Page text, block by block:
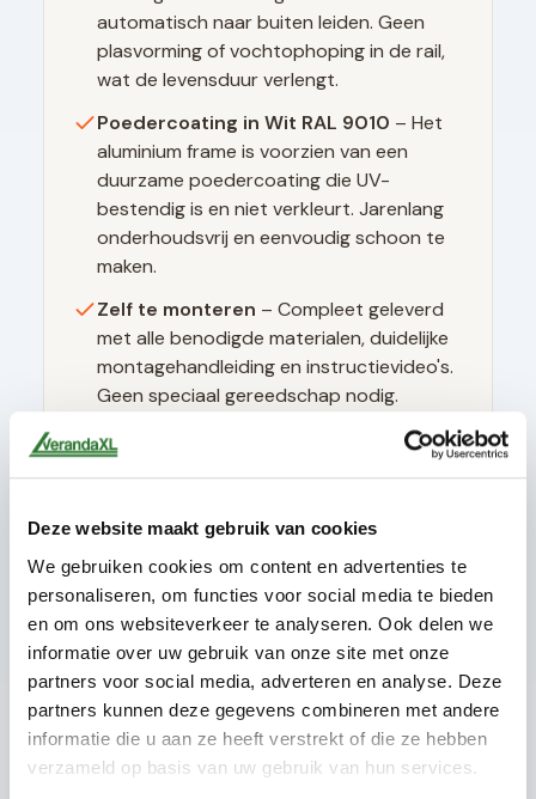
Deze website maakt gebruik van cookies
We gebruiken cookies om content en advertenties te
personaliseren, om functies voor social media te bieden
en om ons websiteverkeer te analyseren. Ook delen we
informatie over uw gebruik van onze site met onze
partners voor social media, adverteren en analyse. Deze
partners kunnen deze gegevens combineren met andere
informatie die u aan ze heeft verstrekt of die ze hebben
verzameld op basis van uw gebruik van hun services.
automatisch naar buiten leiden. Geen
plasvorming of vochtophoping in de rail,
wat de levensduur verlengt.
Poedercoating in Wit RAL 9010 – Het
aluminium frame is voorzien van een
duurzame poedercoating die UV-
bestendig is en niet verkleurt. Jarenlang
onderhoudsvrij en eenvoudig schoon te
maken.
Zelf te monteren – Compleet geleverd
met alle benodigde materialen, duidelijke
montagehandleiding en instructievideo's.
Geen speciaal gereedschap nodig.
Technische specificaties
Glasdikte
10mm gehard (ESG)
Glastype
Helder glas
Glasranden
Geslepen (niet scherp)
Profielmateriaal
Afwerking
Wit RAL 9010
Wieltype
RVS 304, verstelbaar
Aantal rails
6 -rail systeem